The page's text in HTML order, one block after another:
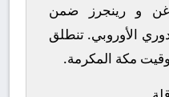
و رينجرز ضمن
الأوروبي. تنطلق